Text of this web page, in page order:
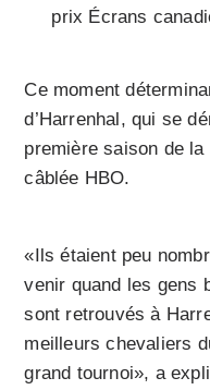
prix Écrans
Ce moment
d’Harrenhal, qui se
première saison de
câblée HBO.
«Ils étaient peu
venir quand les gens
sont retrouvés à
meilleurs chevaliers
grand tournoi», a